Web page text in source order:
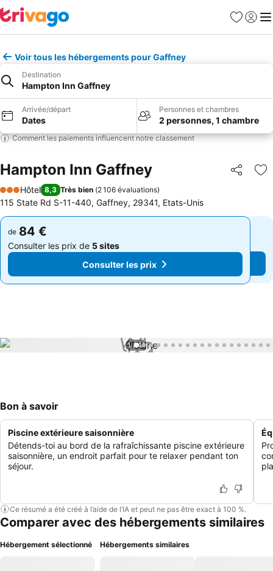
Favoris
Se
Voir tous les hébergements pour Gaffney
Destination
Hampton Inn Gaffney
Arrivée/départ
Dates
Personnes et chambres
2 personnes, 1 chambre
Comment les paiements influencent notre classement
Hampton Inn Gaffney Partager
3 Étoiles
Hôtel 8,3 Très bien (2 106 évaluations)
115 State Rd S-11-440, Gaffney, 29341, Etats-Unis
de 84 €
Consulter les prix de 5 sites
Consulter les prix
de 84 €
Consulter les prix de 5 sites
Consulter les prix
1 / 41
Bon à savoir
Piscine extérieure saisonnière
Détends-toi au bord de la rafraîchissante piscine extérieure
saisonnière, un endroit parfait pour te relaxer pendant ton
séjour.
Ce résumé a été créé à l’aide de l’IA et peut ne pas être exact à 100 %.
Comparer avec des hébergements similaires
Hébergement sélectionné Hébergements similaires